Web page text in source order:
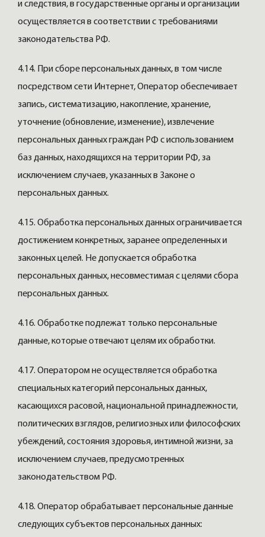
и следствия, в государственные органы и организации
осуществляется в соответствии с требованиями
законодательства РФ.
4.14. При сборе персональных данных, в том числе
посредством сети Интернет, Оператор обеспечивает
запись, систематизацию, накопление, хранение,
уточнение (обновление, изменение), извлечение
персональных данных граждан РФ с использованием
баз данных, находящихся на территории РФ, за
исключением случаев, указанных в Законе о
персональных данных.
4.15. Обработка персональных данных ограничивается
достижением конкретных, заранее определенных и
законных целей. Не допускается обработка
персональных данных, несовместимая с целями сбора
персональных данных.
4.16. Обработке подлежат только персональные
данные, которые отвечают целям их обработки.
4.17. Оператором не осуществляется обработка
специальных категорий персональных данных,
касающихся расовой, национальной принадлежности,
политических взглядов, религиозных или философских
убеждений, состояния здоровья, интимной жизни, за
исключением случаев, предусмотренных
законодательством РФ.
4.18. Оператор обрабатывает персональные данные
следующих субъектов персональных данных: